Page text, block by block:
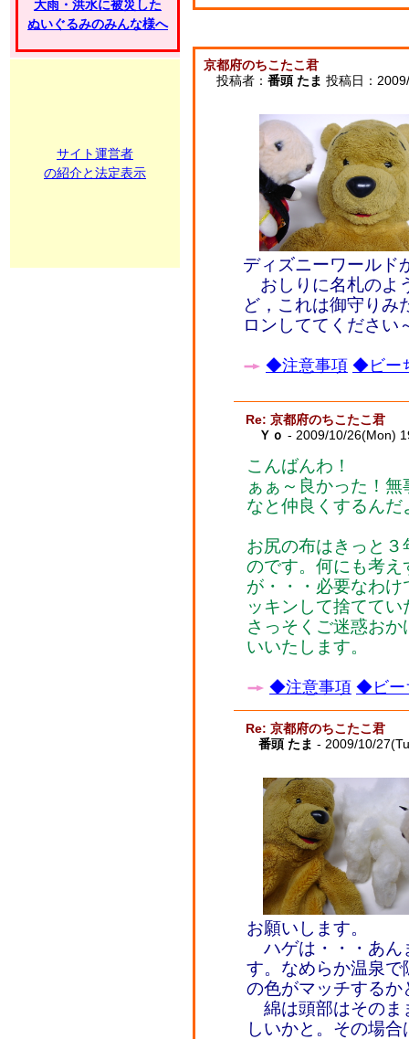
大雨・洪水に被災した
ぬいぐるみのみんな様へ
サイト運営者
の紹介と法定表示
京都府のちこたこ君
投稿者： 番頭 たま 投稿日：
ディズニーワールド
おしりに名札のよ
ど，これは御守りみ
ロンしててください
◆注意事項 ◆ビー
Re: 京都府のちこたこ君
Ｙｏ - 2009/10/26(Mon)
こんばんわ！
ぁぁ～良かった！
なと仲良くするんだ
お尻の布はきっと
のです。何にも考
が・・・必要なわ
ッキンして捨てて
さっそくご迷惑お
いいたします。
◆注意事項 ◆ビー
Re: 京都府のちこたこ君
番頭 たま - 2009/10/
お願いします。
ハゲは・・・あん
す。なめらか温泉
の色がマッチするか
綿は頭部はそのま
しいかと。その場